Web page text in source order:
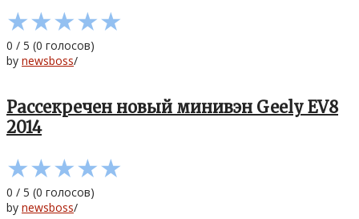
★★★★★
0 / 5 (0 голосов)
by newsboss/
Рассекречен новый минивэн Geely EV8
2014
★★★★★
0 / 5 (0 голосов)
by newsboss/